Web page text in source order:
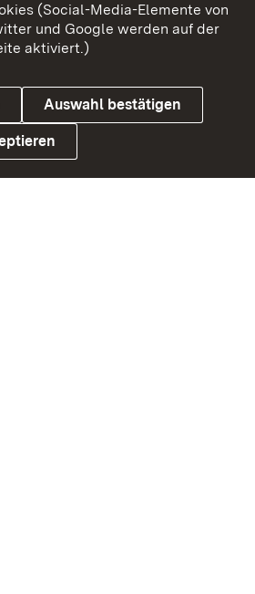
Datenschutz
(Social-Media-Elemente von
und Google werden auf der
aktiviert.)
Auswahl bestätigen